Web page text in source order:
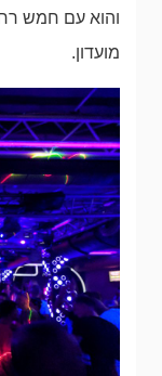
והוא עם חמש
מועדון.